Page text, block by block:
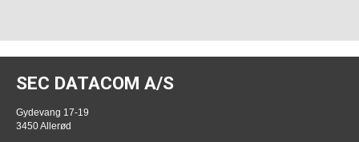
SEC DATACOM A/S
Gydevang 17-19
3450 Allerød